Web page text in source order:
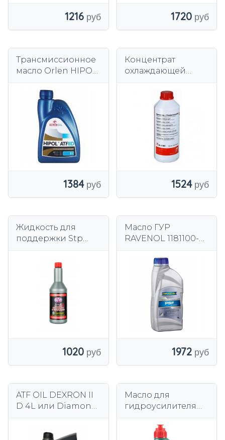
1216 1720
Трансмиссионное
масло Orlen HIPOL
1384
Концентрат
охлаждающей
Bilstein 1500 л
защита от
замерзания
1524
Жидкость для
поддержки Stp
1020
Масло ГУР
RAVENOL 1181100-
1972
ATF OIL DEXRON II
D 4L или Diamond
Масло для
гидроусилителя